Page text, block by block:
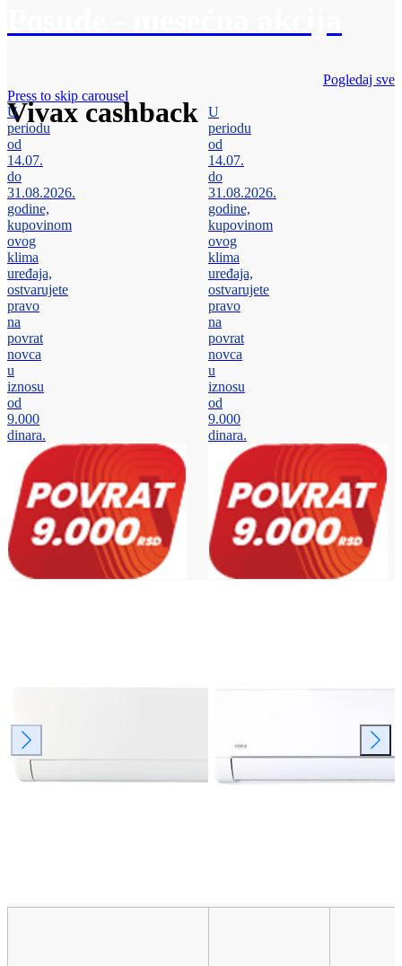
Vivax cashback
Pogledaj sve
Press to skip carousel
U
periodu
od
14.07.
do
31.08.2026.
godine,
kupovinom
ovog
klima
uređaja,
ostvarujete
pravo
na
povrat
novca
u
iznosu
od
9.000
dinara.
U
periodu
od
14.07.
do
31.08.2026.
godine,
kupovinom
ovog
klima
uređaja,
ostvarujete
pravo
na
povrat
novca
u
iznosu
od
9.000
dinara.